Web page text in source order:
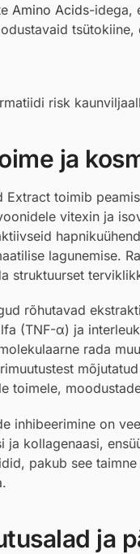
Amino Acids-idega,
risk
ja
Extract toimib
vitexin ja
lagunemise.
struktuurset
rõhutavad
(TNF-α) ja
rada
toimele,
inhibeerimine on
ja kollagenaasi,
pakub see
ja